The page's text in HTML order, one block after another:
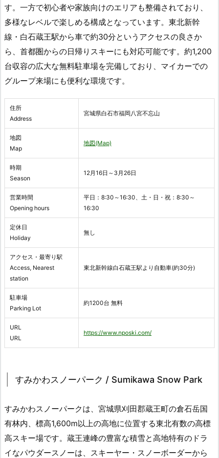
す。一方で初心者や家族向けのエリアも整備されており、
多様なレベルで楽しめる構成となっています。東北新幹
線・白石蔵王駅から車で約30分というアクセスの良さか
ら、首都圏からの日帰りスキーにも対応可能です。約1,200
台収容の広大な無料駐車場を完備しており、マイカーでの
グループ来場にも便利な環境です。
住所
Address
宮城県白石市福岡八宮不忘山
地図
Map
地図(Map)
時期
Season
12月16日～3月26日
営業時間
Opening hours
平日：8:30～16:30、土・日・祝：8:30～
16:30
定休日
Holiday
無し
アクセス・最寄り駅
Access, Nearest
station
東北新幹線白石蔵王駅より自動車(約30分)
駐車場
Parking Lot
約1200台 無料
URL
URL
https://www.nposki.com/
すみかわスノーパーク / Sumikawa Snow Park
すみかわスノーパークは、宮城県刈田郡蔵王町の倉石岳国
有林内、標高1,600m以上の高地に位置する東北有数の高標
高スキー場です。蔵王連峰の豊富な積雪と高地特有のドラ
イなパウダースノーは、スキーヤー・スノーボーダーから